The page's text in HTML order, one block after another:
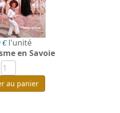
€ l'unité
en Savoie
au panier